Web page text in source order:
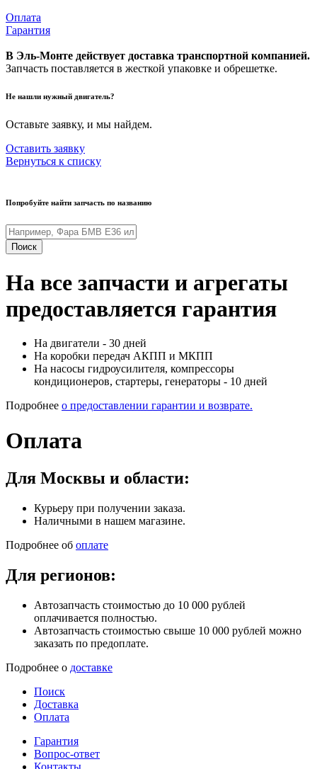
Оплата
Гарантия
В Эль-Монте действует доставка транспортной компанией.
Запчасть поставляется в жесткой упаковке и обрешетке.
Не нашли нужный двигатель?
Оставьте заявку, и мы найдем.
Оставить заявку
Вернуться к списку
Попробуйте найти запчасть по названию
Поиск
На все запчасти и агрегаты
предоставляется гарантия
На двигатели - 30 дней
На коробки передач АКПП и МКПП
На насосы гидроусилителя, компрессоры
кондиционеров, стартеры, генераторы - 10 дней
Подробнее о предоставлении гарантии и возврате.
Оплата
Для Москвы и области:
Курьеру при получении заказа.
Наличными в нашем магазине.
Подробнее об оплате
Для регионов:
Автозапчасть стоимостью до 10 000 рублей
оплачивается полностью.
Автозапчасть стоимостью свыше 10 000 рублей можно
заказать по предоплате.
Подробнее о доставке
Поиск
Доставка
Оплата
Гарантия
Вопрос-ответ
Контакты